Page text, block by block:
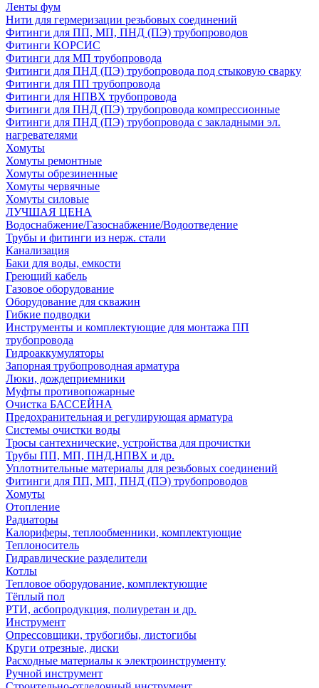
Ленты фум
Нити для гермеризации резьбовых соединений
Фитинги для ПП, МП, ПНД (ПЭ) трубопроводов
Фитинги КОРСИС
Фитинги для МП трубопровода
Фитинги для ПНД (ПЭ) трубопровода под стыковую сварку
Фитинги для ПП трубопровода
Фитинги для НПВХ трубопровода
Фитинги для ПНД (ПЭ) трубопровода компрессионные
Фитинги для ПНД (ПЭ) трубопровода с закладными эл.
нагревателями
Хомуты
Хомуты ремонтные
Хомуты обрезиненные
Хомуты червячные
Хомуты силовые
ЛУЧШАЯ ЦЕНА
Водоснабжение/Газоснабжение/Водоотведение
Трубы и фитинги из нерж. стали
Канализация
Баки для воды, емкости
Греющий кабель
Газовое оборудование
Оборудование для скважин
Гибкие подводки
Инструменты и комплектующие для монтажа ПП
трубопровода
Гидроаккумуляторы
Запорная трубопроводная арматура
Люки, дождеприемники
Муфты противопожарные
Очистка БАССЕЙНА
Предохранительная и регулирующая арматура
Системы очистки воды
Тросы сантехнические, устройства для прочистки
Трубы ПП, МП, ПНД,НПВХ и др.
Уплотнительные материалы для резьбовых соединений
Фитинги для ПП, МП, ПНД (ПЭ) трубопроводов
Хомуты
Отопление
Радиаторы
Калориферы, теплообменники, комплектующие
Теплоноситель
Гидравлические разделители
Котлы
Тепловое оборудование, комплектующие
Тёплый пол
РТИ, асбопродукция, полиуретан и др.
Инструмент
Опрессовщики, трубогибы, листогибы
Круги отрезные, диски
Расходные материалы к электроинструменту
Ручной инструмент